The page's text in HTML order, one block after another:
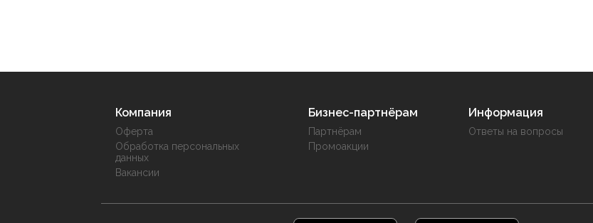
Компания
Оферта
Обработка персональных
данных
Вакансии
Бизнес-партнёрам
Партнёрам
Промоакции
Информация
Ответы на вопросы